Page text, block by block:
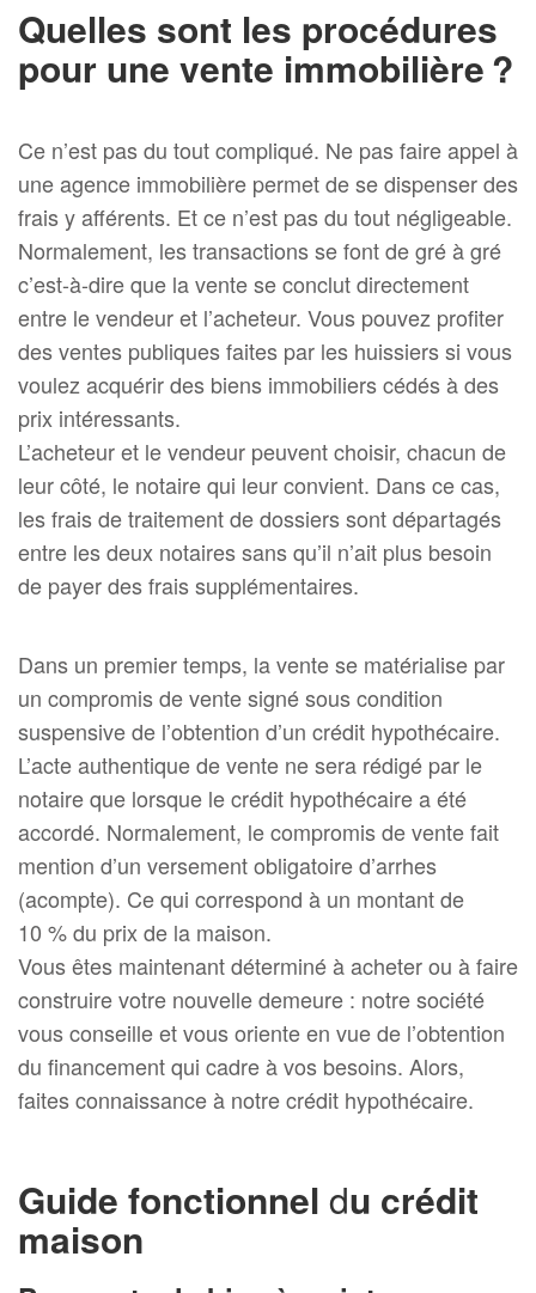
Quelles sont les procédures
pour une vente immobilière ?
Ce n’est pas du tout compliqué. Ne pas faire appel à
une agence immobilière permet de se dispenser des
frais y afférents. Et ce n’est pas du tout négligeable.
Normalement, les transactions se font de gré à gré
c’est-à-dire que la vente se conclut directement
entre le vendeur et l’acheteur. Vous pouvez profiter
des ventes publiques faites par les huissiers si vous
voulez acquérir des biens immobiliers cédés à des
prix intéressants.
L’acheteur et le vendeur peuvent choisir, chacun de
leur côté, le notaire qui leur convient. Dans ce cas,
les frais de traitement de dossiers sont départagés
entre les deux notaires sans qu’il n’ait plus besoin
de payer des frais supplémentaires.
Dans un premier temps, la vente se matérialise par
un compromis de vente signé sous condition
suspensive de l’obtention d’un crédit hypothécaire.
L’acte authentique de vente ne sera rédigé par le
notaire que lorsque le crédit hypothécaire a été
accordé. Normalement, le compromis de vente fait
mention d’un versement obligatoire d’arrhes
(acompte). Ce qui correspond à un montant de
10 % du prix de la maison.
Vous êtes maintenant déterminé à acheter ou à faire
construire votre nouvelle demeure : notre société
vous conseille et vous oriente en vue de l’obtention
du financement qui cadre à vos besoins. Alors,
faites connaissance à notre crédit hypothécaire.
Guide fonctionnel du crédit
maison